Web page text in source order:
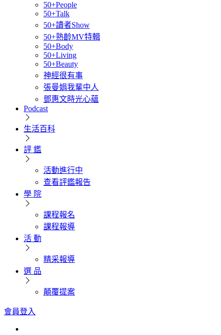
50+People
50+Talk
50+讀者Show
50+熟齡MV特輯
50+Body
50+Living
50+Beauty
神經很有事
張曼娟我輩中人
鄧惠文時光心蘊
Podcast
生活百科
評 鑑
活動進行中
查看評鑑報告
學 院
課程報名
課程報導
活 動
精采報導
選 品
顛覆提案
會員登入